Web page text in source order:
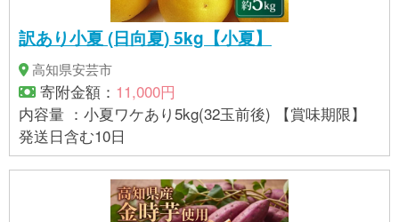
訳あり小夏 (日向夏) 5kg【小夏】
高知県安芸市
寄附金額： 11,000円
内容量 ：小夏ワケあり5kg(32玉前後) 【賞味期限】
発送日含む10日